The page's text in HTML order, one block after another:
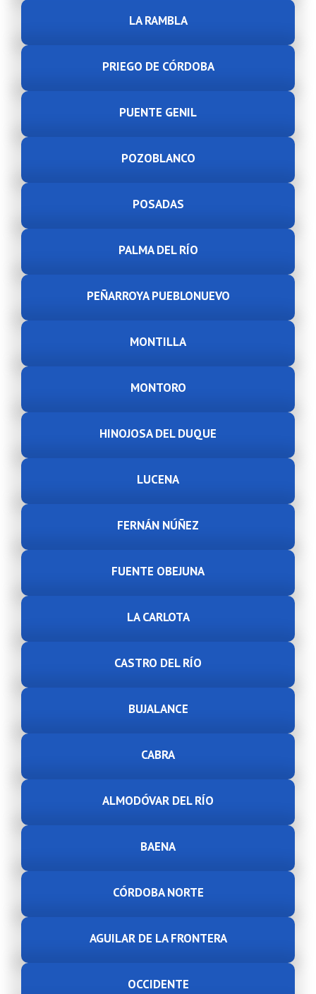
LA RAMBLA
PRIEGO DE CÓRDOBA
PUENTE GENIL
POZOBLANCO
POSADAS
PALMA DEL RÍO
PEÑARROYA PUEBLONUEVO
MONTILLA
MONTORO
HINOJOSA DEL DUQUE
LUCENA
FERNÁN NÚÑEZ
FUENTE OBEJUNA
LA CARLOTA
CASTRO DEL RÍO
BUJALANCE
CABRA
ALMODÓVAR DEL RÍO
BAENA
CÓRDOBA NORTE
AGUILAR DE LA FRONTERA
OCCIDENTE